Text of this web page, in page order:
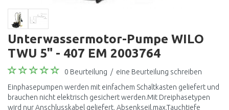
Unterwassermotor-Pumpe WILO
TWU 5" - 407 EM 2003764
0 Beurteilung / eine Beurteilung schreiben
Einphasepumpen werden mit einfachem Schaltkasten geliefert und
brauchen nicht elektrisch gesichert werden.Mit Dreiphasetypen
wird nur Anschlusskabel geliefert. Absenkseil,max.Tauchtiefe